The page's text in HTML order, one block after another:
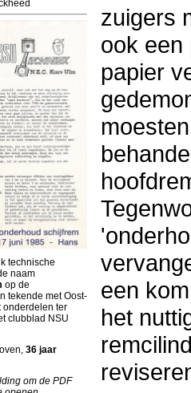
technische
naam
op de
tekende met Oost-
onderdelen ter
clubblad NSU
36 jaar
om de PDF
zuigers
ook een
papier
een
het